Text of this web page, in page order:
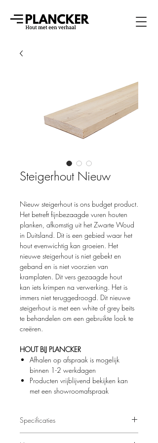
Steigerhout Nieuw
Nieuw steigerhout is ons budget product.
Het betreft fijnbezaagde vuren houten
planken, afkomstig uit het Zwarte Woud
in Duitsland. Dit is een gebied waar het
hout evenwichtig kan groeien. Het
nieuwe steigerhout is niet gebekt en
geband en is niet voorzien van
kramplaten. Dit vers gezaagde hout
kan iets krimpen na verwerking. Het is
immers niet teruggedroogd. Dit nieuwe
steigerhout is met een white of grey beits
te behandelen om een gebruikte look te
creëren.
HOUT BIJ PLANCKER
Afhalen op afspraak is mogelijk
binnen 1-2 werkdagen
Producten vrijblijvend bekijken kan
met een showroomafspraak
Specificaties